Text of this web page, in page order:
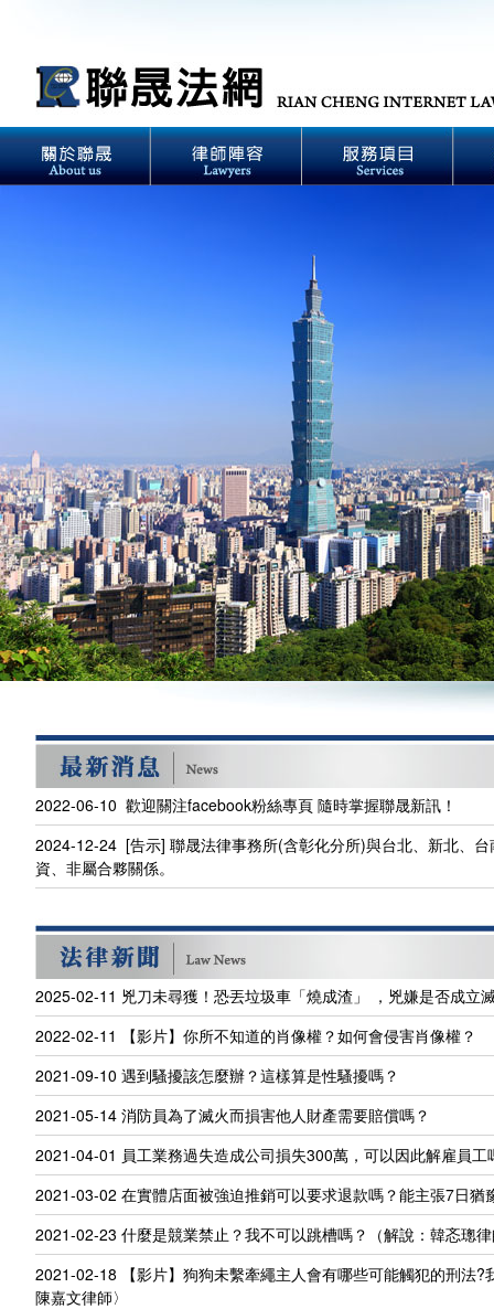
2022-06-10 歡迎關注facebook粉絲專頁 隨時掌握聯晟新訊！
2024-12-24 [告示] 聯晟法律事務所(含彰化分所)與台北、新北、
資、非屬合夥關係。
2025-02-11 兇刀未尋獲！恐丟垃圾車「燒成渣」 ，兇嫌是否成立
2022-02-11
【影片】你所不知道的肖像權？如何會侵害肖像權？
2021-09-10 遇到騷擾該怎麼辦？這樣算是性騷擾嗎？
2021-05-14 消防員為了滅火而損害他人財產需要賠償嗎？
2021-04-01 員工業務過失造成公司損失300萬，可以因此解雇員
2021-03-02 在實體店面被強迫推銷可以要求退款嗎？能主張7日猶
2021-02-23 什麼是競業禁止？我不可以跳槽嗎？（解說：韓忞璁
2021-02-18
【影片】狗狗未繫牽繩主人會有哪些可能觸犯的刑法
陳嘉文律師〉